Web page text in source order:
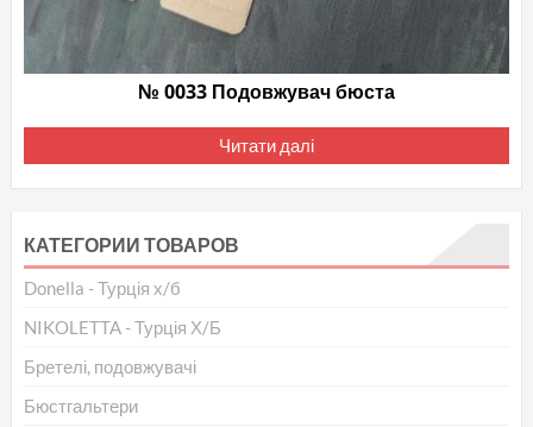
№ 0033 Подовжувач бюста
Читати далі
КАТЕГОРИИ ТОВАРОВ
Donella - Турція х/б
NIKOLETTA - Турція Х/Б
Бретелі, подовжувачі
Бюстгальтери